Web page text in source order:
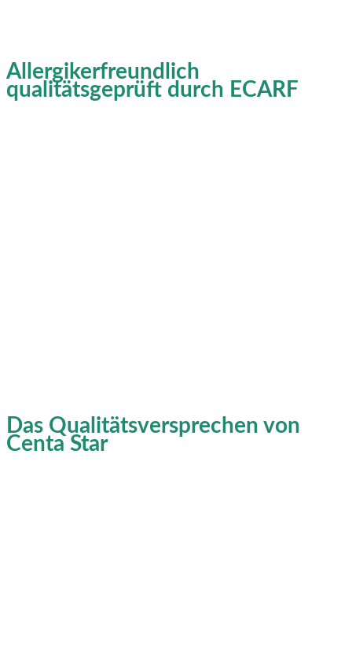
Allergikerfreundlich
qualitätsgeprüft durch ECARF
Das Qualitätsversprechen von
Centa Star